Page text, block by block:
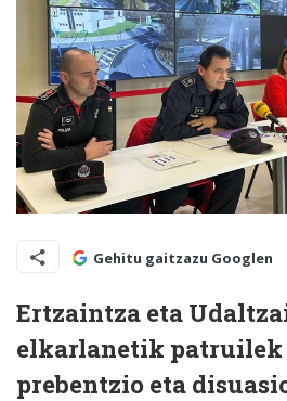
Gehitu gaitzazu Googlen
Ertzaintza eta
elkarlanetik patruilek
prebentzio eta